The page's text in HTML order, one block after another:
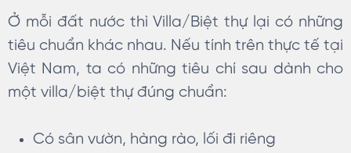
Ở mỗi đất nước thì Villa/Biệt thự lại có những
tiêu chuẩn khác nhau. Nếu tính trên thực tế tại
Việt Nam, ta có những tiêu chí sau dành cho
một villa/biệt thự đúng chuẩn:
Có sân vườn, hàng rào, lối đi riêng